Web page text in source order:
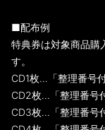
■配布例
特典券は対象商品購
す。
CD1枚…「整理番号
CD2枚…「整理番号
CD3枚…「整理番号